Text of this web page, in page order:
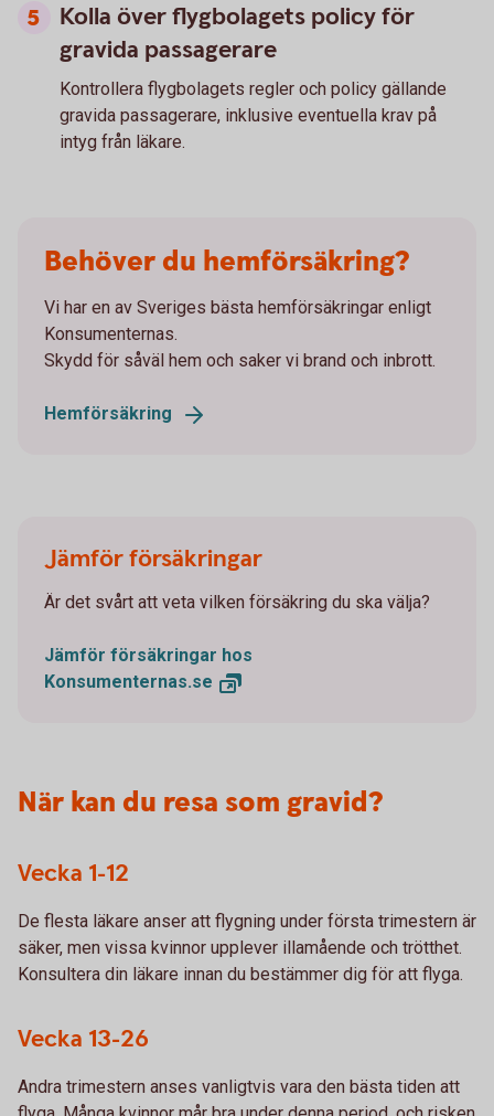
Kolla över flygbolagets policy för
gravida passagerare
Kontrollera flygbolagets regler och policy gällande
gravida passagerare, inklusive eventuella krav på
intyg från läkare.
Behöver du hemförsäkring?
Vi har en av Sveriges bästa hemförsäkringar enligt
Konsumenternas.
Skydd för såväl hem och saker vi brand och inbrott.
Hemförsäkring
Jämför försäkringar
Är det svårt att veta vilken försäkring du ska välja?
Jämför försäkringar hos
Konsumenternas.se
När kan du resa som gravid?
Vecka 1-12
De flesta läkare anser att flygning under första trimestern är
säker, men vissa kvinnor upplever illamående och trötthet.
Konsultera din läkare innan du bestämmer dig för att flyga.
Vecka 13-26
Andra trimestern anses vanligtvis vara den bästa tiden att